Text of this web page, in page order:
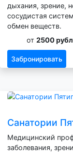
дыхания, зрение,
сосудистая
обмен веществ.
от 2500
Забронировать
Санатории
Медицинский
заболевания,